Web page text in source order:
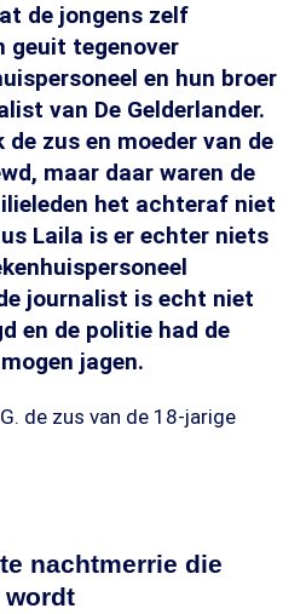
de jongens zelf
geuit tegenover
en hun broer
van De Gelderlander.
de zus en moeder van de
maar daar waren de
het achteraf niet
Laila is er echter niets
journalist is echt niet
en de politie had de
jagen.
de zus van de 18-jarige
nachtmerrie die
wordt